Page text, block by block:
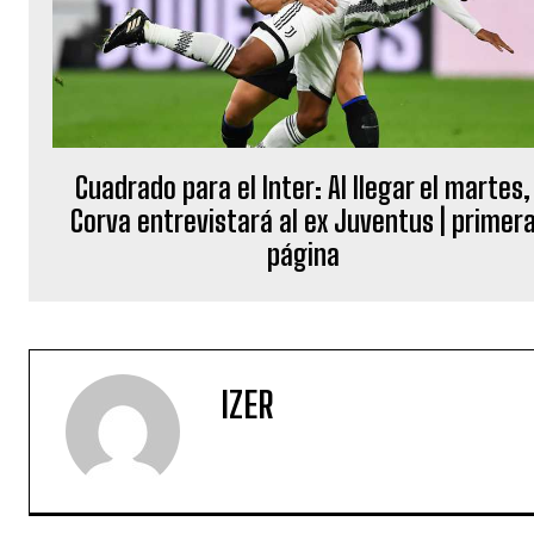
Cuadrado para el Inter: Al llegar el martes,
Corva entrevistará al ex Juventus |
página
IZER